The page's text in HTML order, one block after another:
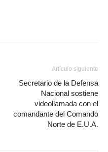
Artículo siguiente
Secretario de la Defensa
Nacional sostiene
videollamada con el
comandante del Comando
Norte de E.U.A.